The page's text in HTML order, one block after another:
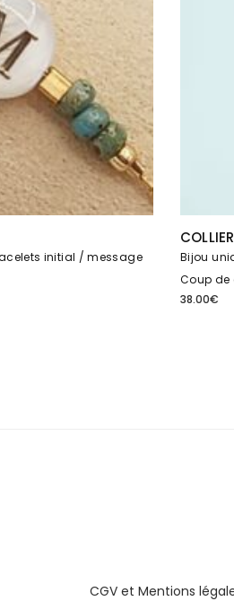
initial / message
Bijou
Coup de
38.00€
CGV etMentions